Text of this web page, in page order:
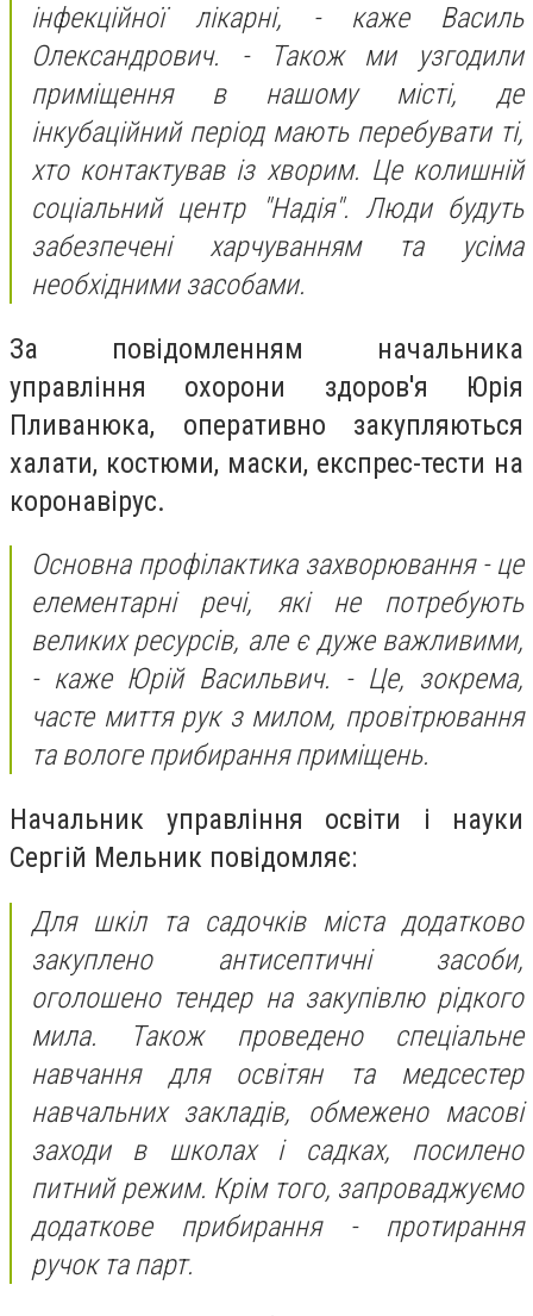
інфекційної лікарні, - каже Василь
Олександрович. - Також ми узгодили
приміщення в нашому місті, де
інкубаційний період мають перебувати ті,
хто контактував із хворим. Це колишній
соціальний центр "Надія". Люди будуть
забезпечені харчуванням та усіма
необхідними засобами.
За повідомленням начальника
управління охорони здоров'я Юрія
Пливанюка, оперативно закупляються
халати, костюми, маски, експрес-тести на
коронавірус.
Основна профілактика захворювання - це
елементарні речі, які не потребують
великих ресурсів, але є дуже важливими,
- каже Юрій Васильвич. - Це, зокрема,
часте миття рук з милом, провітрювання
та вологе прибирання приміщень.
Начальник управління освіти і науки
Сергій Мельник повідомляє:
Для шкіл та садочків міста додатково
закуплено антисептичні засоби,
оголошено тендер на закупівлю рідкого
мила. Також проведено спеціальне
навчання для освітян та медсестер
навчальних закладів, обмежено масові
заходи в школах і садках, посилено
питний режим. Крім того, запроваджуємо
додаткове прибирання - протирання
ручок та парт.